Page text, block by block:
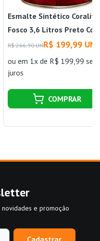
Esmalte Sintético Coralit
Fosco 3,6 Litros Preto
R$ 266,90 UNR$ 199,99 UN
ouem 1x de R$ 199,99 sem
juros
COMPRAR
e promoção
Cadastrar